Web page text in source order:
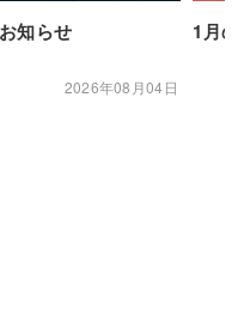
知らせ
2026年08月04日
1月